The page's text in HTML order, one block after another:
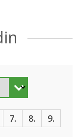
7. 8. 9.